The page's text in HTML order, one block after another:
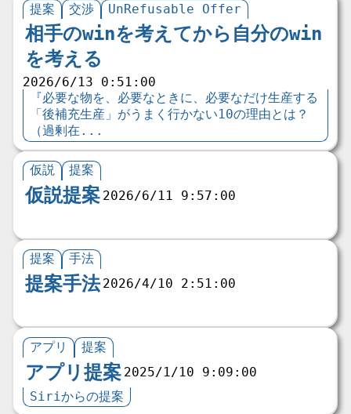
提案 交渉 UnRefusable Offer
相手のwinを考えてから自分のwin
を考える
2026/6/13 0:51:00
『必要な物を、必要なときに、必要なだけ生産する
「後補充生産」がうまく行かない10の理由とは？
（過剰在...
仮説 提案
仮説提案 2026/6/11 9:57:00
提案 手法
提案手法 2026/4/10 2:51:00
アプリ 提案
アプリ提案 2025/1/10 9:09:00
Siriからの提案